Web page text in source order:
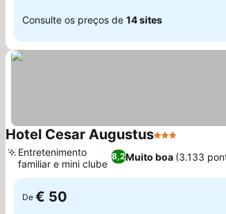
Consulte os preços de 14 sites
Hotel Cesar Augustus3 Estrelas
8,2Muito boa (3.133
Entretenimento
familiar e mini clube
De € 50